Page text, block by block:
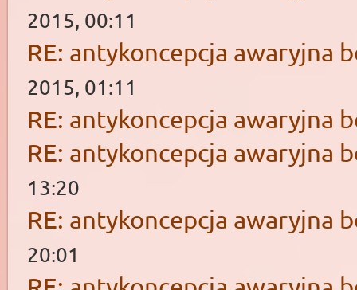
2015, 00:11
RE: antykoncepcja awaryjna
2015, 01:11
RE: antykoncepcja awaryjna
RE: antykoncepcja awaryjna
13:20
RE: antykoncepcja awaryjna
20:01